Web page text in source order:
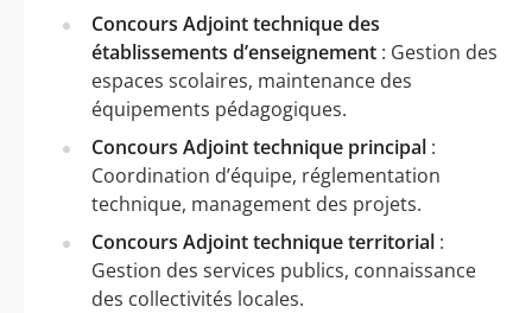
Concours Adjoint technique des
établissements d’enseignement : Gestion des
espaces scolaires, maintenance des
équipements pédagogiques.
Concours Adjoint technique principal :
Coordination d’équipe, réglementation
technique, management des projets.
Concours Adjoint technique territorial :
Gestion des services publics, connaissance
des collectivités locales.